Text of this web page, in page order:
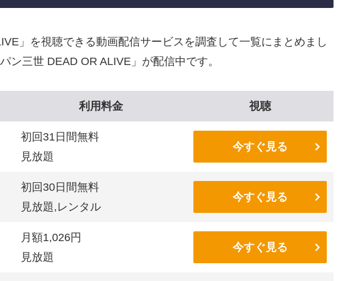
」を視聴できる動画配信サービスを調査して一覧にまとめまし
ン三世 DEAD OR ALIVE」が配信中です。
利用料金 視聴
初回31日間無料
見放題
今すぐ見る
初回30日間無料
見放題,レンタル
今すぐ見る
月額1,026円
見放題
今すぐ見る